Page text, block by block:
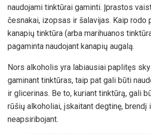
naudojami tinktūrai gaminti. Įprastos
česnakai, izopsas ir šalavijas. Kaip rodo
kanapių tinktūra (arba marihuanos
pagaminta naudojant kanapių augalą.
Nors alkoholis yra labiausiai paplitęs
gaminant tinktūras, taip pat gali būti
ir glicerinas. Be to, kuriant tinktūrą, gali
rūšių alkoholiai, įskaitant degtinę, brendį
neapsiribojant.